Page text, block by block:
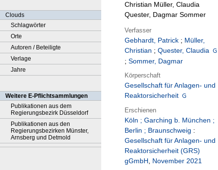
Clouds
Schlagwörter
Orte
Autoren / Beteiligte
Verlage
Jahre
Weitere E-Pflichtsammlungen
Publikationen aus dem
Regierungsbezirk Düsseldorf
Publikationen aus den
Regierungsbezirken Münster,
Arnsberg und Detmold
Christian Müller, Claudia
Quester, Dagmar Sommer
Verfasser
Gebhardt, Patrick ; Müller,
Christian ; Quester, Claudia
; Sommer, Dagmar
Körperschaft
Gesellschaft für Anlagen- und
Reaktorsicherheit
Erschienen
Köln ; Garching b. München ;
Berlin ; Braunschweig :
Gesellschaft für Anlagen- und
Reaktorsicherheit (GRS)
gGmbH, November 2021